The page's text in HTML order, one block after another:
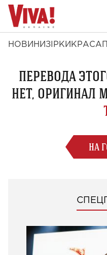
НОВИНИ ЗІРКИ КРАСА
ПЕРЕВОДА
НЕТ, ОРИГИНАЛ
НА